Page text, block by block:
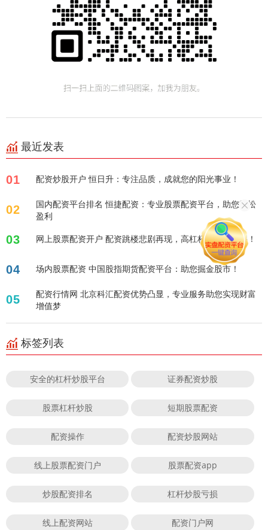
最近发表
01 配资炒股开户 恒日升：专注品质，成就您的阳光事业！
02
国内配资平台排名 恒捷配资：专业股票配资平台，助您轻松
盈利
03 网上股票配资开户 配资跳楼悲剧再现，高杠杆风险需警惕！
04 场内股票配资 中国股指期货配资平台：助您掘金股市！
05
配资行情网 北京科汇配资优势凸显，专业服务助您实现财富
增值梦
标签列表
安全的杠杆炒股平台 证券配资炒股
股票杠杆炒股 短期股票配资
配资操作 配资炒股网站
线上股票配资门户 股票配资app
炒股配资排名 杠杆炒股亏损
线上配资网站 配资门户网